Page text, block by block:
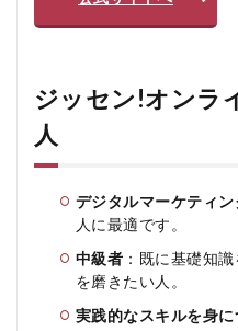
す
か？
ジッセン!オンラ
人
デジタルマーケティ
人に最適です。
中級者 ：既に基礎知
を磨きたい人。
実践的なスキルを身に